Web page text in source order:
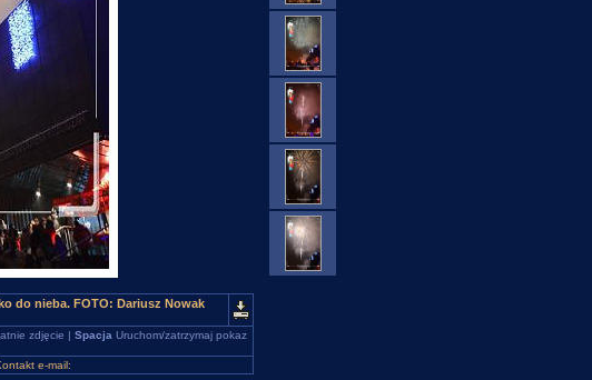
do nieba. FOTO: Dariusz Nowak
zdjęcie | Spacja Uruchom/zatrzymaj pokaz
e-mail: